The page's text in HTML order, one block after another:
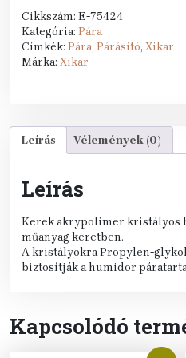
kristályos,
Xikar
(6cm)
mennyiség
Cikkszám: E-75424
Kategória: Pára
Címkék: Pára, Párásító, Xikar
Márka: Xikar
Leírás Vélemények (0)
Leírás
Kerek akrypolimer kristályos
műanyag keretben.
A kristályokra Propylen-
biztosítják a humidor
Kapcsolódó